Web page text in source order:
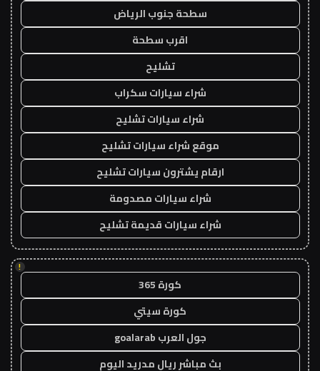
سطحة جنوب الرياض
اقرب سطحة
تشليح
شراء سيارات سكراب
شراء سيارات تشليح
موقع شراء سيارات تشليح
ارقام يشترون سيارات تشليح
شراء سيارات مصدومة
شراء سيارات قديمة تشليح
!
كورة 365
كورة سيتي
جول العرب goalarab
بث مباشر ريال مدريد اليوم